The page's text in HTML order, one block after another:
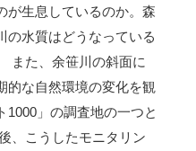
が生息しているのか。森
の水質はどうなっている
また、余笹川の斜面に
的な自然環境の変化を観
1000」の調査地の一つと
、こうしたモニタリン